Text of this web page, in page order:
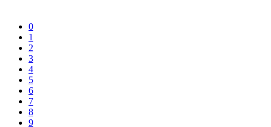
0
1
2
3
4
5
6
7
8
9